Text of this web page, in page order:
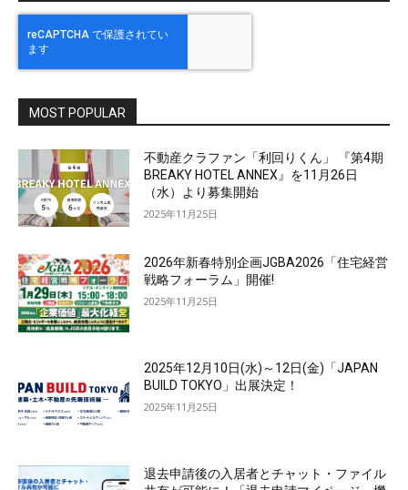
MOST POPULAR
不動産クラファン「利回りくん」 『第4期
BREAKY HOTEL ANNEX』を11月26日
（水）より募集開始
2025年11月25日
2026年新春特別企画JGBA2026「住宅経営
戦略フォーラム」開催!
2025年11月25日
2025年12月10日(水)～12日(金)「JAPAN
BUILD TOKYO」出展決定！
2025年11月25日
退去申請後の入居者とチャット・ファイル